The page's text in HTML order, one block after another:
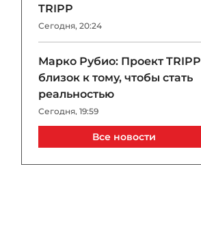
TRIPP
Сегодня, 20:24
Марко Рубио: Проект TRIPP
близок к тому, чтобы стать
реальностью
Сегодня, 19:59
Трамп позвонил Алиеву:
разговор продолжался
Все новости